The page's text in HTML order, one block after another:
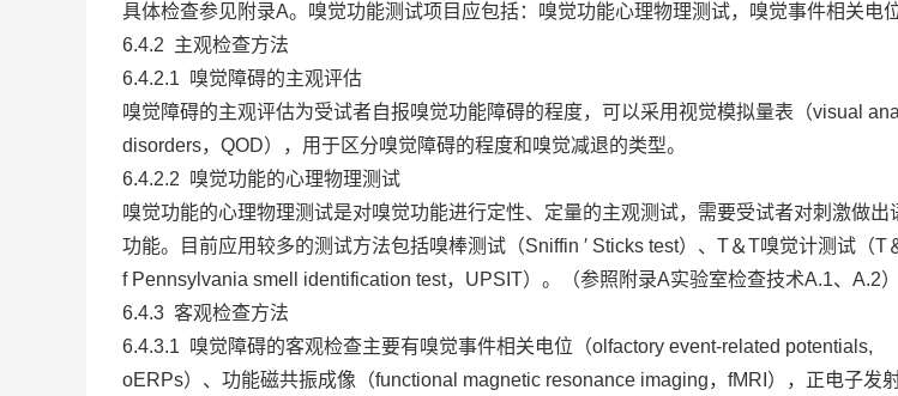
具体检查参见附录A。嗅觉功能测试项目应包括：嗅觉功能心理物理测试，嗅觉事件相关电位
6.4.2 主观检查方法
6.4.2.1 嗅觉障碍的主观评估
嗅觉障碍的主观评估为受试者自报嗅觉功能障碍的程度，可以采用视觉模拟量表（visual
disorders，QOD），用于区分嗅觉障碍的程度和嗅觉减退的类型。
6.4.2.2 嗅觉功能的心理物理测试
嗅觉功能的心理物理测试是对嗅觉功能进行定性、定量的主观测试，需要受试者对刺激做
功能。目前应用较多的测试方法包括嗅棒测试（Sniffin ′ Sticks test）、T＆T嗅觉计测试（
f Pennsylvania smell identification test，UPSIT）。（参照附录A实验室检查技术A.1、A.2）
6.4.3 客观检查方法
6.4.3.1 嗅觉障碍的客观检查主要有嗅觉事件相关电位（olfactory event-related potentials,
oERPs）、功能磁共振成像（functional magnetic resonance imaging，fMRI），正电子发